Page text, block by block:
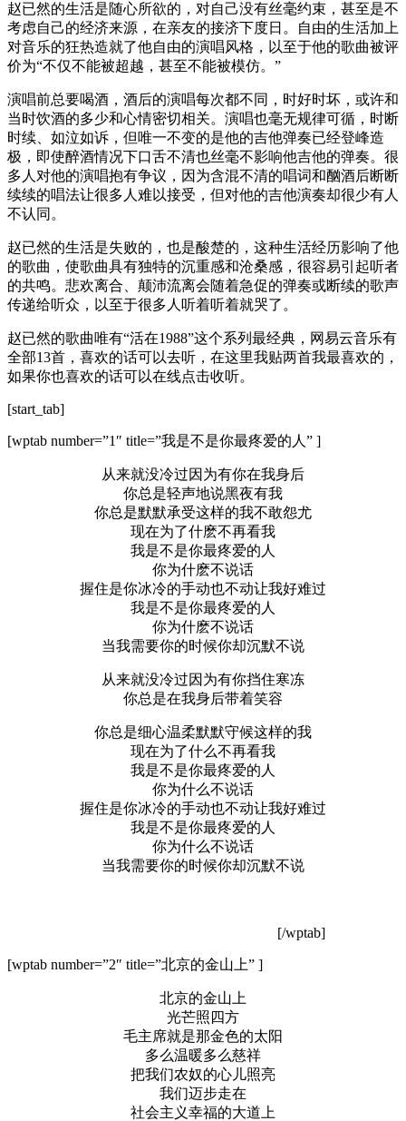
赵已然的生活是随心所欲的，对自己没有丝毫约束，甚至是不
考虑自己的经济来源，在亲友的接济下度日。自由的生活加上
对音乐的狂热造就了他自由的演唱风格，以至于他的歌曲被评
价为“不仅不能被超越，甚至不能被模仿。”
演唱前总要喝酒，酒后的演唱每次都不同，时好时坏，或许和
当时饮酒的多少和心情密切相关。演唱也毫无规律可循，时断
时续、如泣如诉，但唯一不变的是他的吉他弹奏已经登峰造
极，即使醉酒情况下口舌不清也丝毫不影响他吉他的弹奏。很
多人对他的演唱抱有争议，因为含混不清的唱词和酗酒后断断
续续的唱法让很多人难以接受，但对他的吉他演奏却很少有人
不认同。
赵已然的生活是失败的，也是酸楚的，这种生活经历影响了他
的歌曲，使歌曲具有独特的沉重感和沧桑感，很容易引起听者
的共鸣。悲欢离合、颠沛流离会随着急促的弹奏或断续的歌声
传递给听众，以至于很多人听着听着就哭了。
赵已然的歌曲唯有“活在1988”这个系列最经典，网易云音乐有
全部13首，喜欢的话可以去听，在这里我贴两首我最喜欢的，
如果你也喜欢的话可以在线点击收听。
[start_tab]
[wptab number=”1″ title=”我是不是你最疼爱的人” ]
从来就没冷过因为有你在我身后
你总是轻声地说黑夜有我
你总是默默承受这样的我不敢怨尤
现在为了什麽不再看我
我是不是你最疼爱的人
你为什麽不说话
握住是你冰冷的手动也不动让我好难过
我是不是你最疼爱的人
你为什麽不说话
当我需要你的时候你却沉默不说
从来就没冷过因为有你挡住寒冻
你总是在我身后带着笑容
你总是细心温柔默默守候这样的我
现在为了什么不再看我
我是不是你最疼爱的人
你为什么不说话
握住是你冰冷的手动也不动让我好难过
我是不是你最疼爱的人
你为什么不说话
当我需要你的时候你却沉默不说
[/wptab]
[wptab number=”2″ title=”北京的金山上” ]
北京的金山上
光芒照四方
毛主席就是那金色的太阳
多么温暖多么慈祥
把我们农奴的心儿照亮
我们迈步走在
社会主义幸福的大道上